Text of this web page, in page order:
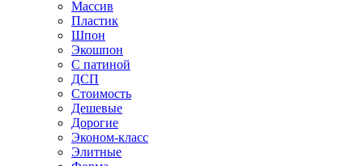
Массив
Пластик
Шпон
Экошпон
С патиной
ДСП
Стоимость
Дешевые
Дорогие
Эконом-класс
Элитные